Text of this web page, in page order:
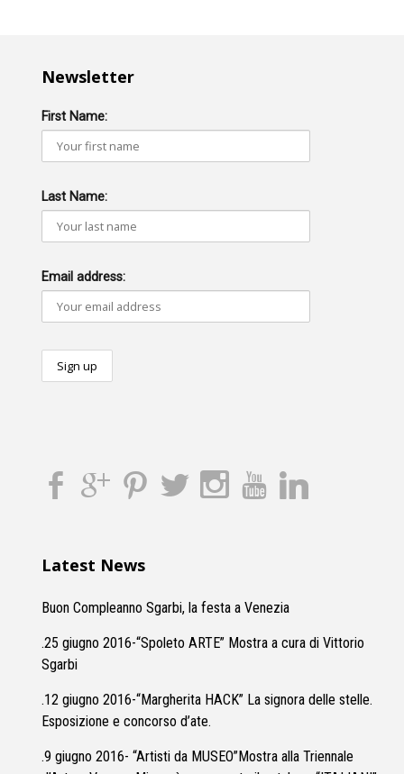
Newsletter
First Name:
Last Name:
Email address:
Latest News
Buon Compleanno Sgarbi, la festa a Venezia
.25 giugno 2016-“Spoleto ARTE” Mostra a cura di Vittorio
Sgarbi
.12 giugno 2016-“Margherita HACK” La signora delle stelle.
Esposizione e concorso d’ate.
.9 giugno 2016- “Artisti da MUSEO”Mostra alla Triennale